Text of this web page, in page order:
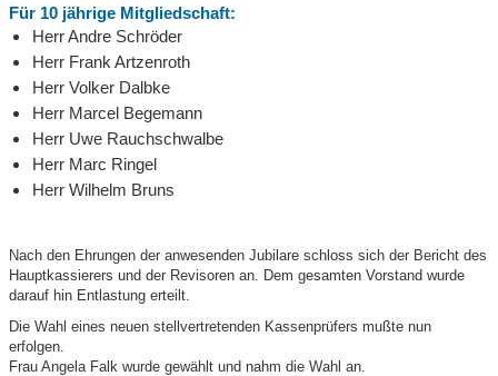
Für 10 jährige Mitgliedschaft:
Herr Andre Schröder
Herr Frank Artzenroth
Herr Volker Dalbke
Herr Marcel Begemann
Herr Uwe Rauchschwalbe
Herr Marc Ringel
Herr Wilhelm Bruns
Nach den Ehrungen der anwesenden Jubilare schloss sich der Bericht des
Hauptkassierers und der Revisoren an. Dem gesamten Vorstand wurde
darauf hin Entlastung erteilt.
Die Wahl eines neuen stellvertretenden Kassenprüfers mußte nun
erfolgen.
Frau Angela Falk wurde gewählt und nahm die Wahl an.